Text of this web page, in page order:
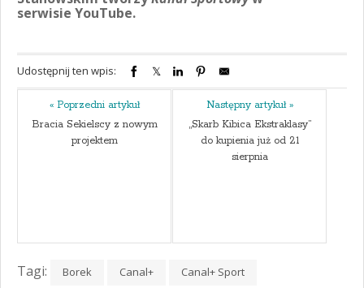
serwisie YouTube.
Udostępnij ten wpis:
« Poprzedni artykuł
Bracia Sekielscy z nowym
projektem
Następny artykuł »
„Skarb Kibica Ekstraklasy”
do kupienia już od 21
sierpnia
Tagi: Borek Canal+
Canal+ Sport